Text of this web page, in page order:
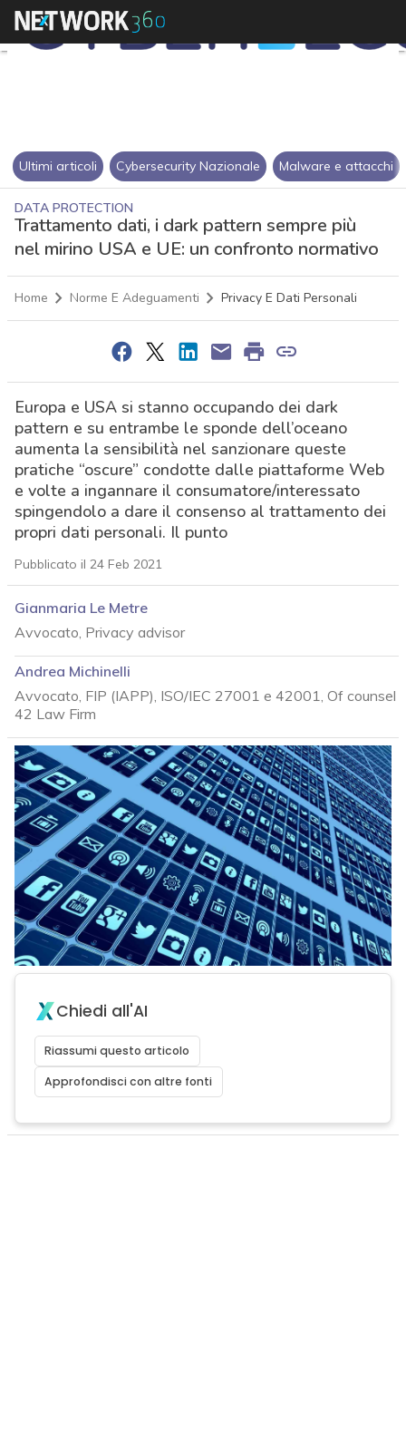
Ultimi articoli Cybersecurity Nazionale Malware e attacchi
DATA PROTECTION
Trattamento dati, i dark pattern sempre più
nel mirino USA e UE: un confronto normativo
Home Norme E Adeguamenti Privacy E Dati Personali
Europa e USA si stanno occupando dei dark
pattern e su entrambe le sponde dell’oceano
aumenta la sensibilità nel sanzionare queste
pratiche “oscure” condotte dalle piattaforme Web
e volte a ingannare il consumatore/interessato
spingendolo a dare il consenso al trattamento dei
propri dati personali. Il punto
Pubblicato il 24 Feb 2021
Gianmaria Le Metre
Avvocato, Privacy advisor
Andrea Michinelli
Avvocato, FIP (IAPP), ISO/IEC 27001 e 42001, Of counsel
42 Law Firm
Chiedi all'AI
Riassumi questo articolo
Approfondisci con altre fonti